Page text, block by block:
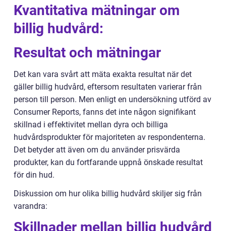
Kvantitativa mätningar om
billig hudvård:
Resultat och mätningar
Det kan vara svårt att mäta exakta resultat när det
gäller billig hudvård, eftersom resultaten varierar från
person till person. Men enligt en undersökning utförd av
Consumer Reports, fanns det inte någon signifikant
skillnad i effektivitet mellan dyra och billiga
hudvårdsprodukter för majoriteten av respondenterna.
Det betyder att även om du använder prisvärda
produkter, kan du fortfarande uppnå önskade resultat
för din hud.
Diskussion om hur olika billig hudvård skiljer sig från
varandra:
Skillnader mellan billig hudvård